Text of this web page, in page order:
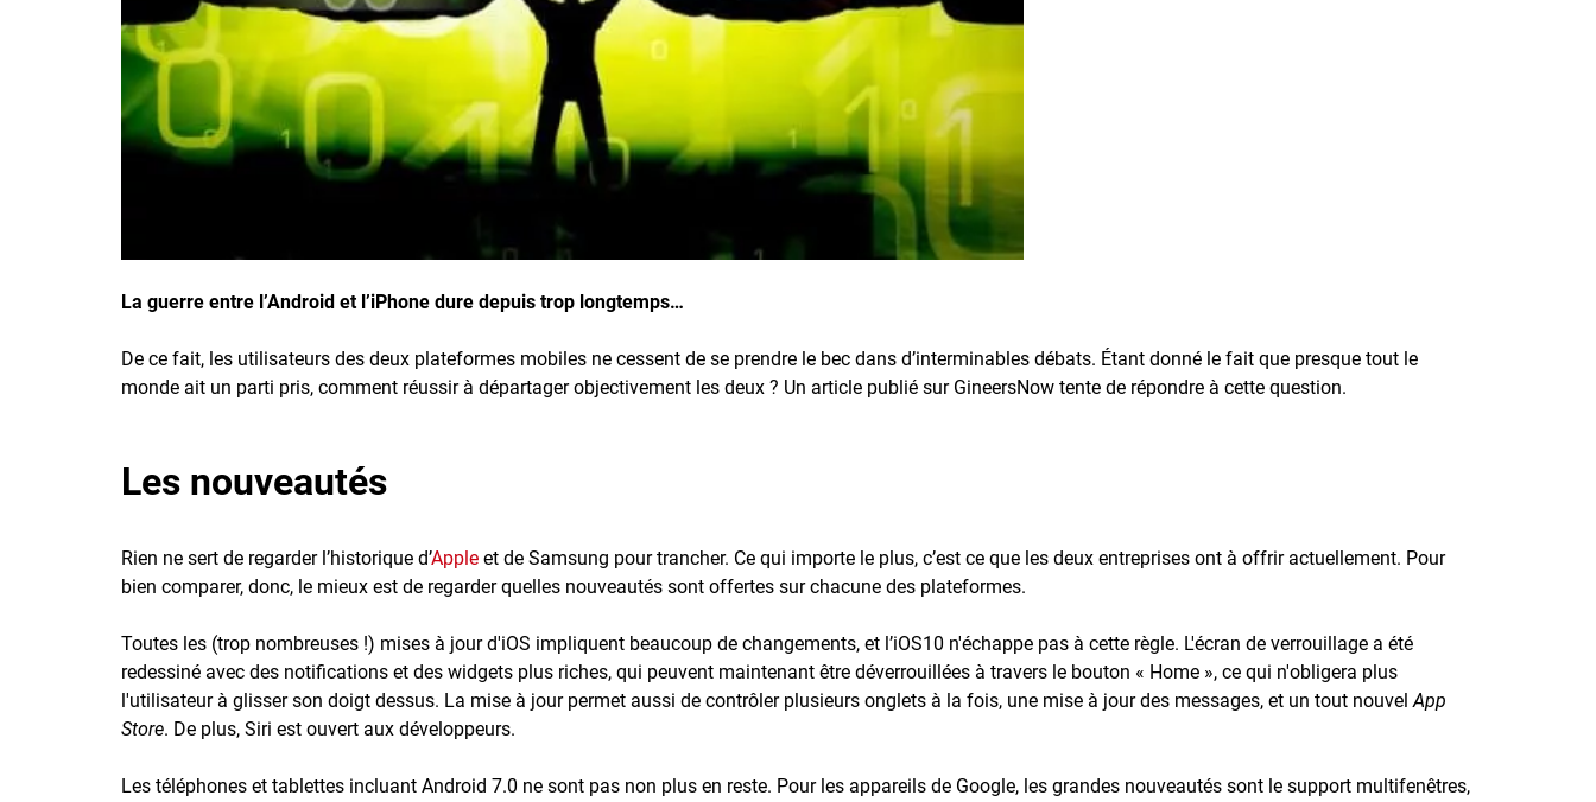
Employeurs
Publiez une offre d'emploi
La guerre entre l’Android et l’iPhone dure depuis trop longtemps…
De ce fait, les utilisateurs des deux plateformes mobiles ne cessent de se prendre le bec dans d’interminables débats. Étant donné le fait que presque tout le
monde ait un parti pris, comment réussir à départager objectivement les deux ? Un article publié sur GineersNow tente de répondre à cette question.
Les nouveautés
Rien ne sert de regarder l’historique d’Apple et de Samsung pour trancher. Ce qui importe le plus, c’est ce que les deux entreprises ont à offrir actuellement. Pour
bien comparer, donc, le mieux est de regarder quelles nouveautés sont offertes sur chacune des plateformes.
Toutes les (trop nombreuses !) mises à jour d'iOS impliquent beaucoup de changements, et l’iOS10 n'échappe pas à cette règle. L'écran de verrouillage a été
redessiné avec des notifications et des widgets plus riches, qui peuvent maintenant être déverrouillées à travers le bouton « Home », ce qui n'obligera plus
l'utilisateur à glisser son doigt dessus. La mise à jour permet aussi de contrôler plusieurs onglets à la fois, une mise à jour des messages, et un tout nouvelApp
Store. De plus, Siri est ouvert aux développeurs.
Les téléphones et tablettes incluant Android 7.0 ne sont pas non plus en reste. Pour les appareils de Google, les grandes nouveautés sont le support multifenêtres,